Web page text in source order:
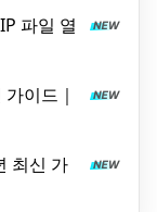
파일 열
이드｜
최신 가